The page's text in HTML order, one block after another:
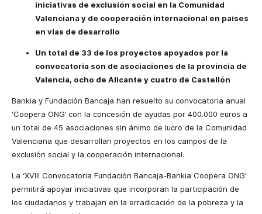
iniciativas de exclusión social en la Comunidad
Valenciana y de cooperación internacional en países
en vías de desarrollo
Un total de 33 de los proyectos apoyados por la
convocatoria son de asociaciones de la provincia de
Valencia, ocho de Alicante y cuatro de Castellón
Bankia y Fundación Bancaja han resuelto su convocatoria anual
‘Coopera ONG’ con la concesión de ayudas por 400.000 euros a
un total de 45 asociaciones sin ánimo de lucro de la Comunidad
Valenciana que desarrollan proyectos en los campos de la
exclusión social y la cooperación internacional.
La ‘XVIII Convocatoria Fundación Bancaja-Bankia Coopera ONG’
permitirá apoyar iniciativas que incorporan la participación de
los ciudadanos y trabajan en la erradicación de la pobreza y la